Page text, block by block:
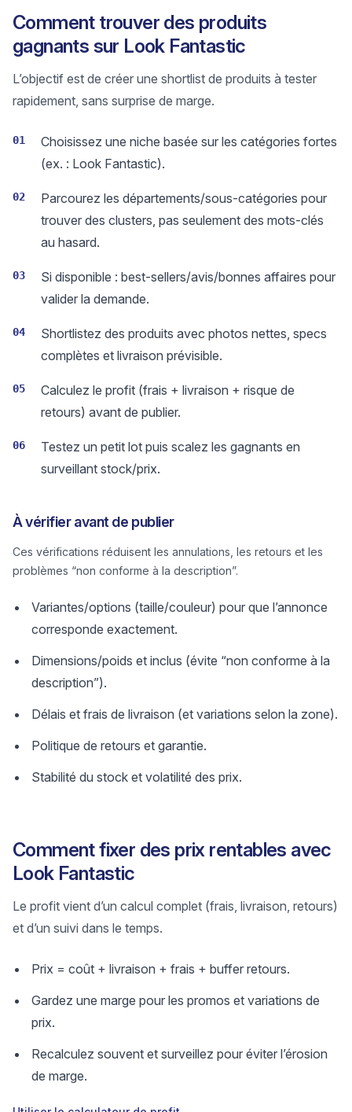
Comment trouver des produits
gagnants sur Look Fantastic
L’objectif est de créer une shortlist de produits à tester
rapidement, sans surprise de marge.
01
Choisissez une niche basée sur les catégories fortes
(ex. : Look Fantastic).
02
Parcourez les départements/sous-catégories pour
trouver des clusters, pas seulement des mots-clés
au hasard.
03
Si disponible : best-sellers/avis/bonnes affaires pour
valider la demande.
04
Shortlistez des produits avec photos nettes, specs
complètes et livraison prévisible.
05
Calculez le profit (frais + livraison + risque de
retours) avant de publier.
06
Testez un petit lot puis scalez les gagnants en
surveillant stock/prix.
À vérifier avant de publier
Ces vérifications réduisent les annulations, les retours et les
problèmes “non conforme à la description”.
Variantes/options (taille/couleur) pour que l’annonce
corresponde exactement.
Dimensions/poids et inclus (évite “non conforme à la
description”).
Délais et frais de livraison (et variations selon la zone).
Politique de retours et garantie.
Stabilité du stock et volatilité des prix.
Comment fixer des prix rentables avec
Look Fantastic
Le profit vient d’un calcul complet (frais, livraison, retours)
et d’un suivi dans le temps.
Prix = coût + livraison + frais + buffer retours.
Gardez une marge pour les promos et variations de
prix.
Recalculez souvent et surveillez pour éviter l’érosion
de marge.